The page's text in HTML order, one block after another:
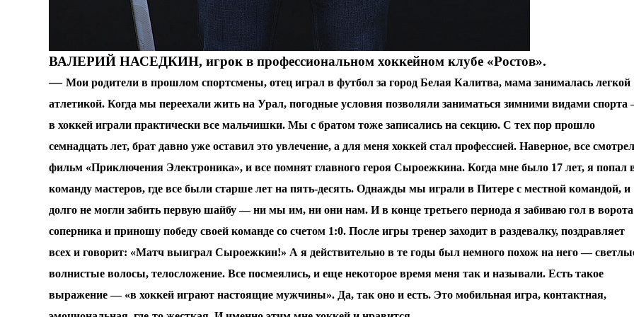
ВАЛЕРИЙ НАСЕДКИН, игрок в профессиональном хоккейном клубе «Ростов».
— Мои родители в прошлом спортсмены, отец играл в футбол за город Белая Калитва, мама занималась легкой
атлетикой. Когда мы переехали жить на Урал, погодные условия позволяли заниматься зимними видами
в хоккей играли практически все мальчишки. Мы с братом тоже записались на секцию. С тех пор прошло
семнадцать лет, брат давно уже оставил это увлечение, а для меня хоккей стал профессией. Наверное, все
фильм «Приключения Электроника», и все помнят главного героя Сыроежкина. Когда мне было 17 лет, я попал
команду мастеров, где все были старше лет на пять-десять. Однажды мы играли в Питере с местной командой, и
долго не могли забить первую шайбу — ни мы им, ни они нам. И в конце третьего периода я забиваю гол в ворота
соперника и приношу победу своей команде со счетом 1:0. После игры тренер заходит в раздевалку, поздравляет
всех и говорит: «Матч выиграл Сыроежкин!» А я действительно в те годы был немного похож на него —
волнистые волосы, телосложение. Все посмеялись, и еще некоторое время меня так и называли. Есть такое
выражение — «в хоккей играют настоящие мужчины». Да, так оно и есть. Это мобильная игра, контактная,